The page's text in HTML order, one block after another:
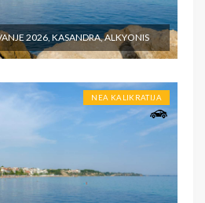
2026, KASANDRA, ALKYONIS
NEA KALIKRATIJA